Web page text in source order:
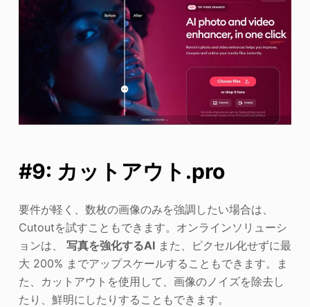
#9: カットアウト.pro
要件が軽く、数枚の画像のみを強調したい場合は、
Cutoutを試すこともできます。オンラインソリューシ
ョンは、 写真を強化するAIまた、ピクセル化せずに最
大 200% までアップスケールすることもできます。ま
た、カットアウトを使用して、画像のノイズを除去し
たり、鮮明にしたりすることもできます。